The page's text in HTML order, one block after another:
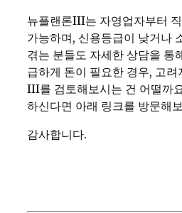
뉴플랜론III는 자영업자부터
가능하며, 신용등급이 낮거나
겪는 분들도 자세한 상담을 통
급하게 돈이 필요한 경우, 고
III를 검토해보시는 건 어떨까
하신다면 아래 링크를 방문해
감사합니다.